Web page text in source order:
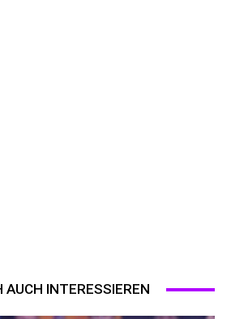
AUCH INTERESSIEREN